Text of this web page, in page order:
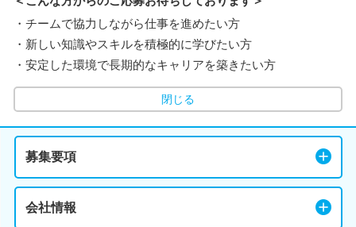
・チームで協力しながら仕事を進めたい方
・新しい知識やスキルを積極的に学びたい方
・安定した環境で長期的なキャリアを築きたい方
閉じる
募集要項
会社情報